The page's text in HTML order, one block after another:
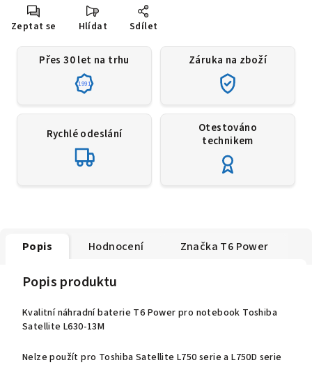
Zeptat se Hlídat Sdílet
Přes 30 let na trhu
1991
Záruka na zboží
Rychlé odeslání
Otestováno
technikem
Popis Hodnocení Značka T6 Power
Popis produktu
Kvalitní náhradní baterie T6 Power pro notebook Toshiba
Satellite L630-13M
Nelze použít pro Toshiba Satellite L750 serie a L750D serie